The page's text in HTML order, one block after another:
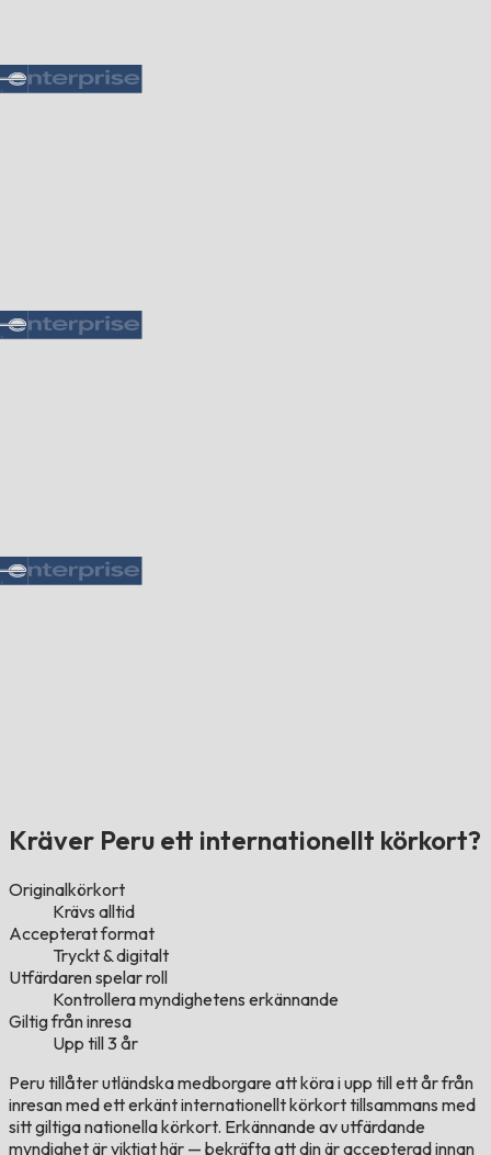
Kräver Peru ett internationellt körkort?
Originalkörkort
Krävs alltid
Accepterat format
Tryckt & digitalt
Utfärdaren spelar roll
Kontrollera myndighetens erkännande
Giltig från inresa
Upp till 3 år
Peru tillåter utländska medborgare att köra i upp till ett år från
inresan med ett erkänt internationellt körkort tillsammans med
sitt giltiga nationella körkort. Erkännande av utfärdande
myndighet är viktigt här — bekräfta att din är accepterad innan